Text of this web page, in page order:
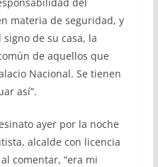
materia de seguridad, y
de su casa, la
de aquellos que
Nacional. Se tienen
así”.
ayer por la noche
alcalde con licencia
comentar, “era mi